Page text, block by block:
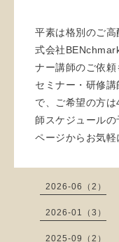
平素は格別のご
式会社
ナー講師のご依
セミナー・研修
で、ご希望の方
師スケジュール
ページからお気軽
2026-06（2）
2026-01（3）
2025-09（2）